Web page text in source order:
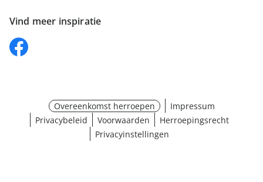
Vind meer inspiratie
Overeenkomst herroepen
Impressum
Privacybeleid
Voorwaarden
Herroepingsrecht
Privacyinstellingen